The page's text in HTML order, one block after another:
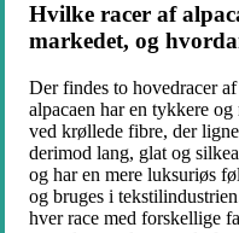
Hvilke racer af
markedet, og
Der findes to hovedracer
alpacaen har en tykkere
ved krøllede fibre, der
derimod lang, glat og
og har en mere luksuriøs
og bruges i
hver race med forskellige